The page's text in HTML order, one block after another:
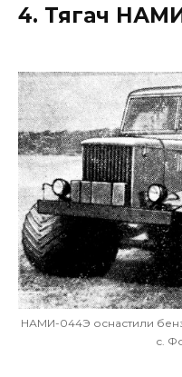
4. Тягач
НАМИ-044Э оснастили
с.